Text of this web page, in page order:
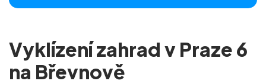
Vyklízení zahrad v Praze 6
na Břevnově